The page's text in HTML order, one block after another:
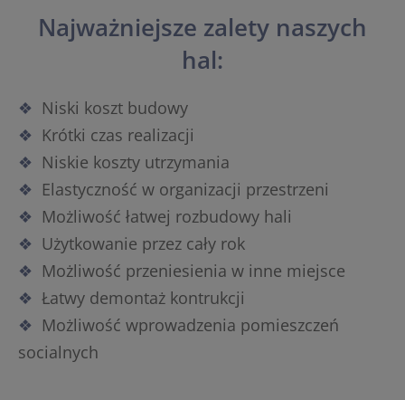
Najważniejsze zalety naszych
hal:
Niski koszt budowy
Krótki czas realizacji
Niskie koszty utrzymania
Elastyczność w organizacji przestrzeni
Możliwość łatwej rozbudowy hali
Użytkowanie przez cały rok
Możliwość przeniesienia w inne miejsce
Łatwy demontaż kontrukcji
Możliwość wprowadzenia pomieszczeń
socialnych